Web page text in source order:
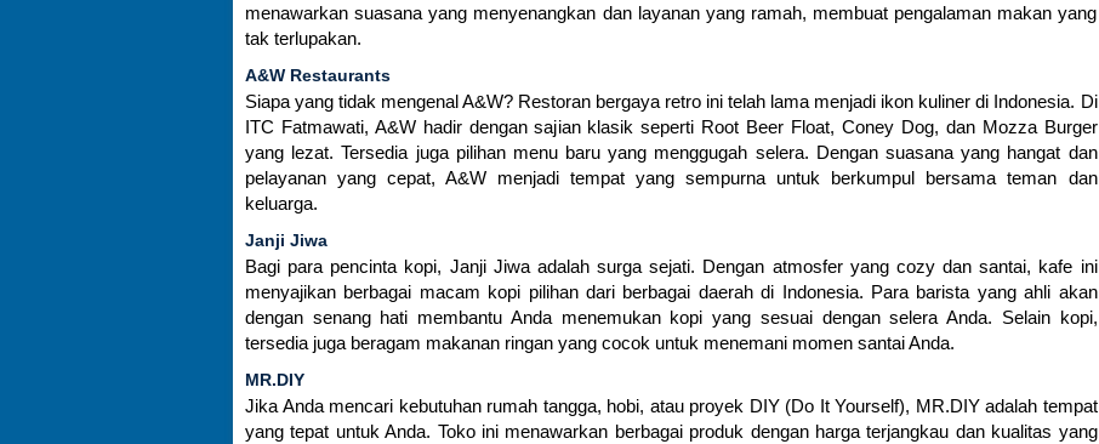
menawarkan suasana yang menyenangkan dan layanan yang ramah, membuat pengalaman makan yang
tak terlupakan.
A&W Restaurants
Siapa yang tidak mengenal A&W? Restoran bergaya retro ini telah lama menjadi ikon kuliner di Indonesia. Di
ITC Fatmawati, A&W hadir dengan sajian klasik seperti Root Beer Float, Coney Dog, dan Mozza Burger
yang lezat. Tersedia juga pilihan menu baru yang menggugah selera. Dengan suasana yang hangat dan
pelayanan yang cepat, A&W menjadi tempat yang sempurna untuk berkumpul bersama teman dan
keluarga.
Janji Jiwa
Bagi para pencinta kopi, Janji Jiwa adalah surga sejati. Dengan atmosfer yang cozy dan santai, kafe ini
menyajikan berbagai macam kopi pilihan dari berbagai daerah di Indonesia. Para barista yang ahli akan
dengan senang hati membantu Anda menemukan kopi yang sesuai dengan selera Anda. Selain kopi,
tersedia juga beragam makanan ringan yang cocok untuk menemani momen santai Anda.
MR.DIY
Jika Anda mencari kebutuhan rumah tangga, hobi, atau proyek DIY (Do It Yourself), MR.DIY adalah tempat
yang tepat untuk Anda. Toko ini menawarkan berbagai produk dengan harga terjangkau dan kualitas yang